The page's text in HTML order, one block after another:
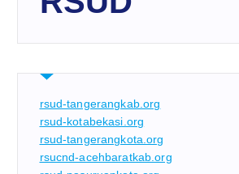
rsud-tangerangkab.org
rsud-kotabekasi.org
rsud-tangerangkota.org
rsucnd-acehbaratkab.org